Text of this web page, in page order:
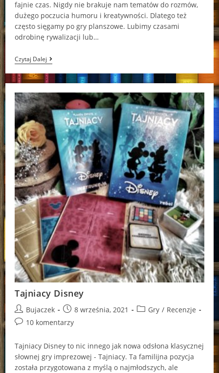
fajnie czas. Nigdy nie brakuje nam tematów do rozmów,
dużego poczucia humoru i kreatywności. Dlatego też
często sięgamy po gry planszowe. Lubimy czasami
odrobinę rywalizacji lub…
Czytaj DalejSpektrum
Tajniacy Disney
Post
author:
Bujaczek
Post
published:
8 września, 2021
PostGry / Recenzje
Post10 komentarzy
Tajniacy Disney to nic innego jak nowa odsłona klasycznej
słownej gry imprezowej - Tajniacy. Ta familijna pozycja
została przygotowana z myślą o najmłodszych, ale